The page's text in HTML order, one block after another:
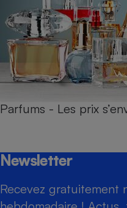
Parfums - Les prix
Newsletter
Recevez gratuitement